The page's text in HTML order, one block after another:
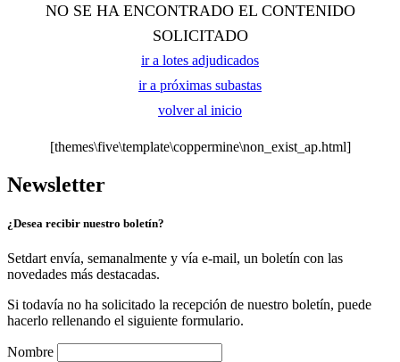
NO SE HA ENCONTRADO EL CONTENIDO
SOLICITADO
ir a lotes adjudicados
ir a próximas subastas
volver al inicio
[themes\five\template\coppermine\non_exist_ap.html]
Newsletter
¿Desea recibir nuestro boletín?
Setdart envía, semanalmente y vía e-mail, un boletín con las
novedades más destacadas.
Si todavía no ha solicitado la recepción de nuestro boletín, puede
hacerlo rellenando el siguiente formulario.
Nombre